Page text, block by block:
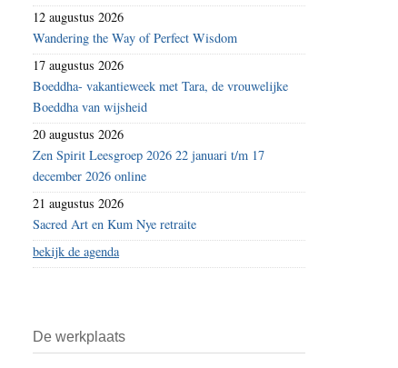
12 augustus 2026
Wandering the Way of Perfect Wisdom
17 augustus 2026
Boeddha- vakantieweek met Tara, de vrouwelijke
Boeddha van wijsheid
20 augustus 2026
Zen Spirit Leesgroep 2026 22 januari t/m 17
december 2026 online
21 augustus 2026
Sacred Art en Kum Nye retraite
bekijk de agenda
De werkplaats